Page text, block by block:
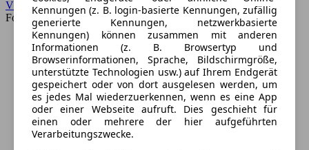
VW
Forum
Kennungen (z. B. login-basierte Kennungen, zufällig
generierte Kennungen, netzwerkbasierte
Kennungen) können zusammen mit anderen
Informationen (z. B. Browsertyp und
Browserinformationen, Sprache, Bildschirmgröße,
unterstützte Technologien usw.) auf Ihrem Endgerät
gespeichert oder von dort ausgelesen werden, um
es jedes Mal wiederzuerkennen, wenn es eine App
oder einer Webseite aufruft. Dies geschieht für
einen oder mehrere der hier aufgeführten
Verarbeitungszwecke.